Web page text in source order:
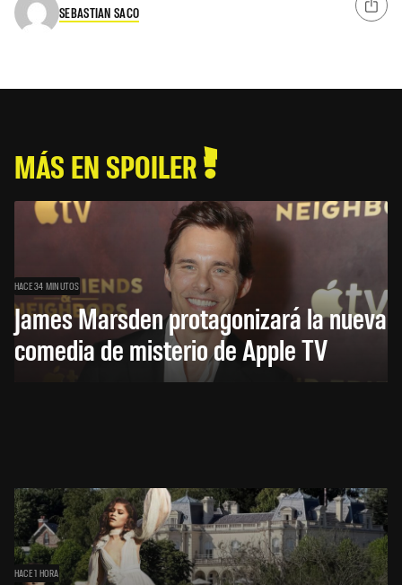
SEBASTIAN SACO
MÁS EN SPOILER
HACE 34 MINUTOS
James Marsden protagonizará la nueva
comedia de misterio de Apple TV
HACE 1 HORA